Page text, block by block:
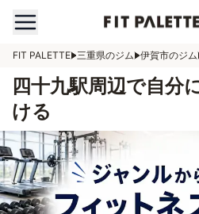
FIT PALETTE 三重県のジム 伊賀市のジム
四十九駅周辺で自分
ける